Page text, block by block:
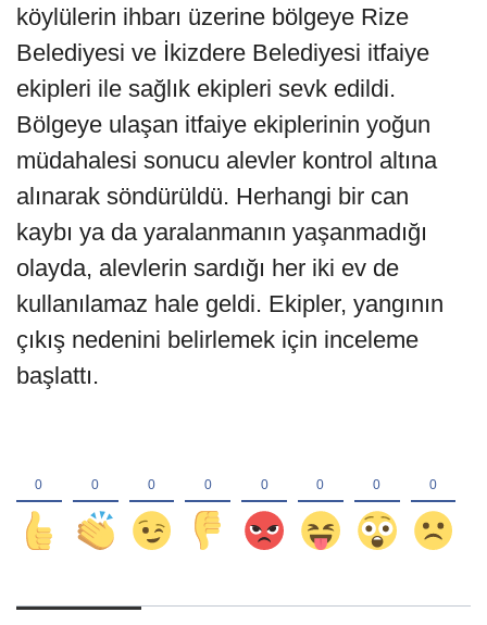
köylülerin ihbarı üzerine bölgeye Rize
Belediyesi ve İkizdere Belediyesi itfaiye
ekipleri ile sağlık ekipleri sevk edildi.
Bölgeye ulaşan itfaiye ekiplerinin yoğun
müdahalesi sonucu alevler kontrol altına
alınarak söndürüldü. Herhangi bir can
kaybı ya da yaralanmanın yaşanmadığı
olayda, alevlerin sardığı her iki ev de
kullanılamaz hale geldi. Ekipler, yangının
çıkış nedenini belirlemek için inceleme
başlattı.